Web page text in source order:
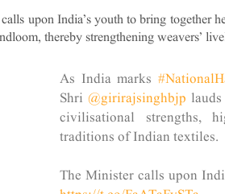
upon India’s youth to bring together
thereby strengthening weavers’
As India marks
Shri @girirajsinghbjp
civilisational strengths,
traditions of Indian textiles.
The Minister calls upon